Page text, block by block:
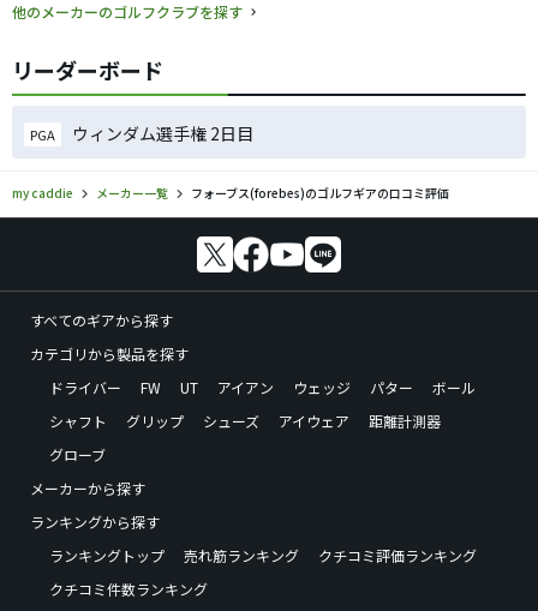
他のメーカーのゴルフクラブを探す
リーダーボード
PGA ウィンダム選手権 2日目
my caddie メーカー一覧 フォーブス(forebes)のゴルフギアの口コミ評価
すべてのギアから探す
カテゴリから製品を探す
ドライバー
FW UT アイアン ウェッジ パター
ボール
シャフト
グリップ シューズ アイウェア
距離計測器
グローブ
メーカーから探す
ランキングから探す
ランキングトップ
売れ筋ランキング
クチコミ評価ランキング
クチコミ件数ランキング